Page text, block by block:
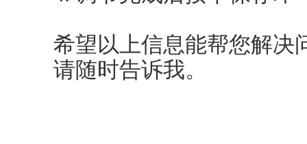
希望以上信息能帮您解决
请随时告诉我。